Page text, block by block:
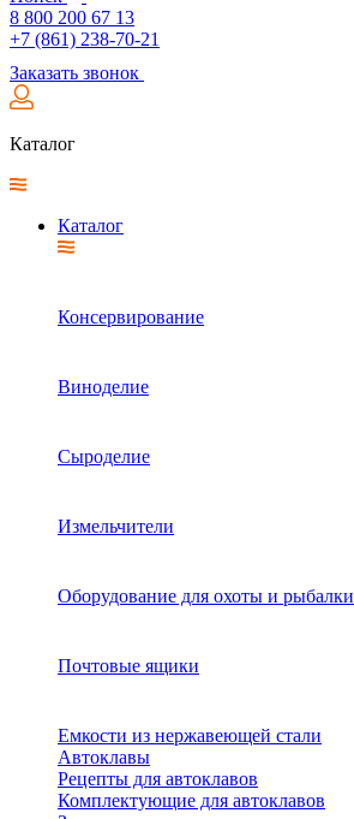
8 800 200 67 13
+7 (861) 238-70-21
Заказать звонок
Каталог
Каталог
Консервирование
Виноделие
Сыроделие
Измельчители
Оборудование для охоты и рыбалки
Почтовые ящики
Емкости из нержавеющей стали
Автоклавы
Рецепты для автоклавов
Комплектующие для автоклавов